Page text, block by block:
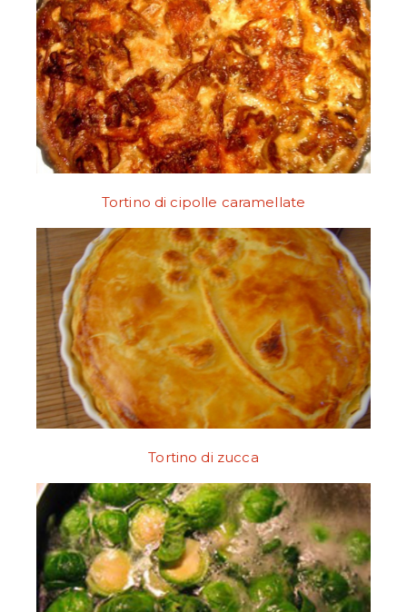
Tortino di cipolle caramellate
Tortino di zucca